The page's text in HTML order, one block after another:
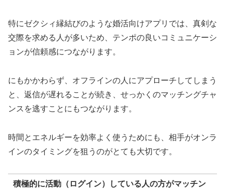
特にゼクシィ縁結びのような婚活向けアプリでは、真剣な
交際を求める人が多いため、テンポの良いコミュニケーシ
ョンが信頼感につながります。
にもかかわらず、オフラインの人にアプローチしてしまう
と、返信が遅れることが続き、せっかくのマッチングチャ
ンスを逃すことにもつながります。
時間とエネルギーを効率よく使うためにも、相手がオンラ
インのタイミングを狙うのがとても大切です。
積極的に活動（ログイン）している人の方がマッチン